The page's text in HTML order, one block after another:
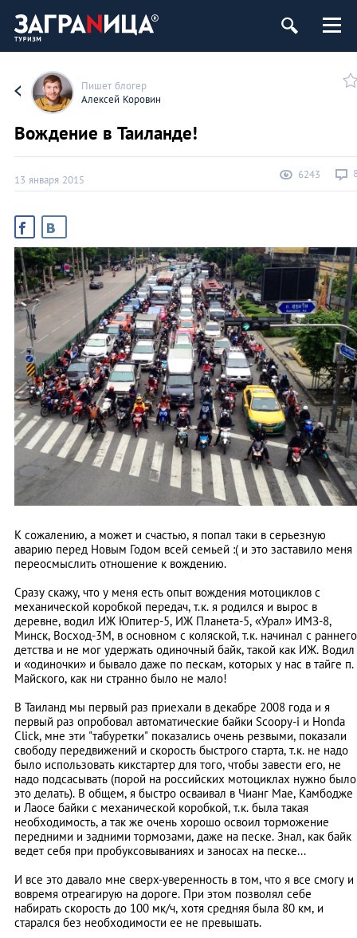
Пишет блогер
Алексей Коровин
Вождение в Таиланде!
13 января 2015 6243
К сожалению, а может и счастью, я попал таки в серьезную
аварию перед Новым Годом всей семьей :( и это заставило меня
переосмыслить отношение к вождению.
Сразу скажу, что у меня есть опыт вождения мотоциклов с
механической коробкой передач, т.к. я родился и вырос в
деревне, водил ИЖ Юпитер-5, ИЖ Планета-5, «Урал» ИМЗ-8,
Минск, Восход-3М, в основном с коляской, т.к. начинал с раннего
детства и не мог удержать одиночный байк, такой как ИЖ. Водил
и «одиночки» и бывало даже по пескам, которых у нас в тайге п.
Майского, как ни странно было не мало!
В Таиланд мы первый раз приехали в декабре 2008 года и я
первый раз опробовал автоматические байки Scoopy-i и Honda
Click, мне эти "табуретки" показались очень резвыми, показали
свободу передвижений и скорость быстрого старта, т.к. не надо
было использовать кикстартер для того, чтобы завести его, не
надо подсасывать (порой на российских мотоциклах нужно было
это делать). В общем, я быстро осваивал в Чианг Мае, Камбодже
и Лаосе байки с механической коробкой, т.к. была такая
необходимость, а так же очень хорошо освоил торможение
передними и задними тормозами, даже на песке. Знал, как байк
ведет себя при пробуксовываниях и заносах на песке...
И все это давало мне сверх-уверенность в том, что я все смогу и
вовремя отреагирую на дороге. При этом позволял себе
набирать скорость до 100 мк/ч, хотя средняя была 80 км, и
старался без необходимости ее не превышать.